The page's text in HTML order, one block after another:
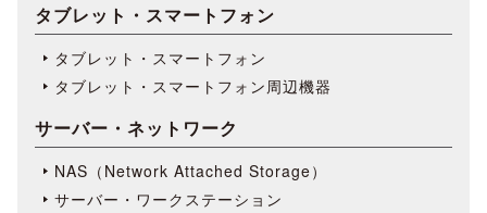
タブレット・スマートフォン
タブレット・スマートフォン
タブレット・スマートフォン周辺機器
サーバー・ネットワーク
NAS（Network Attached Storage）
サーバー・ワークステーション